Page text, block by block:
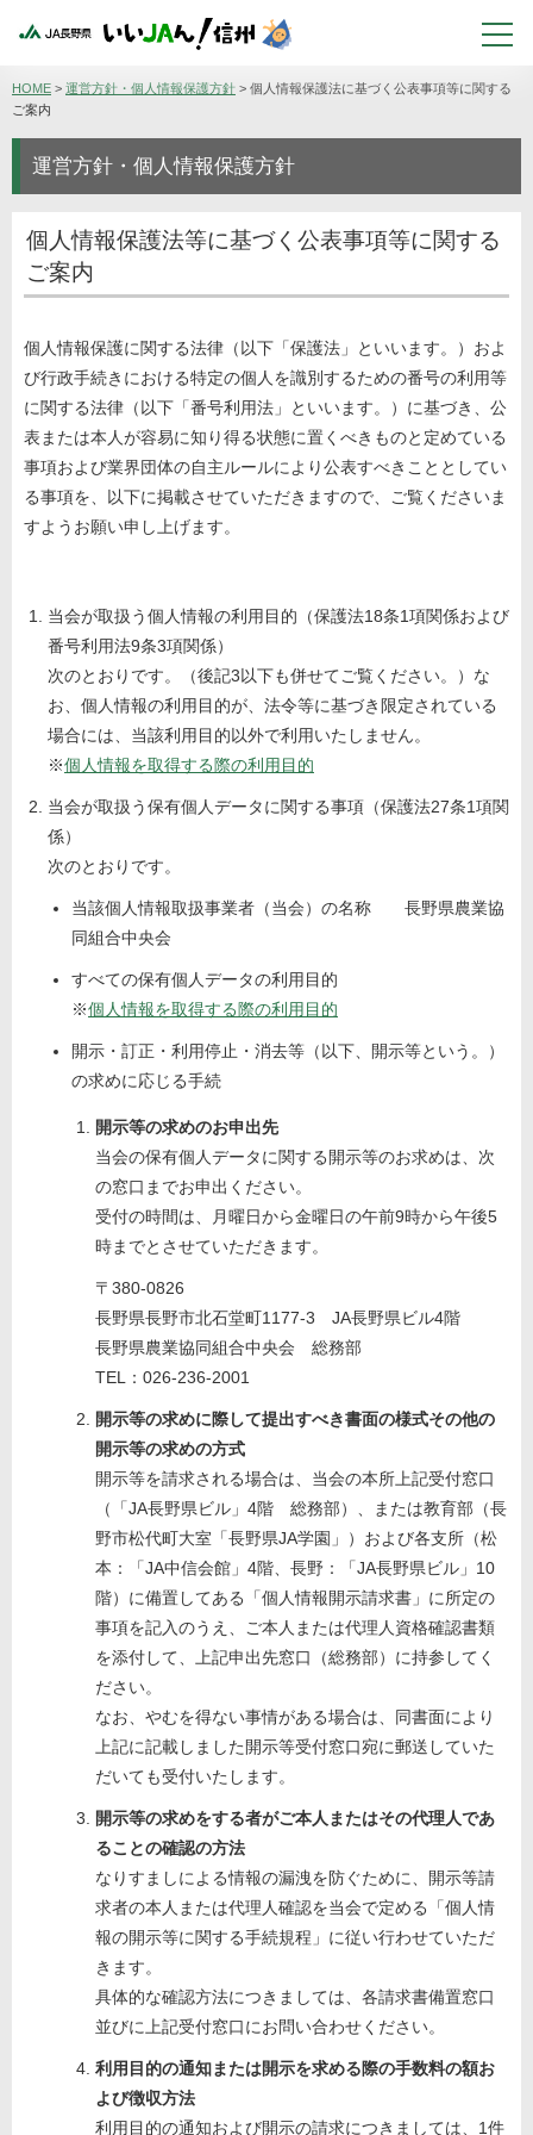
HOME > 運営方針・個人情報保護方針 > 個人情報保護法に基づく公表事項等に関する
ご案内
運営方針・個人情報保護方針
個人情報保護法等に基づく公表事項等に関する
ご案内
個人情報保護に関する法律（以下「保護法」といいます。）およ
び行政手続きにおける特定の個人を識別するための番号の利用等
に関する法律（以下「番号利用法」といいます。）に基づき、公
表または本人が容易に知り得る状態に置くべきものと定めている
事項および業界団体の自主ルールにより公表すべきこととしてい
る事項を、以下に掲載させていただきますので、ご覧くださいま
すようお願い申し上げます。
当会が取扱う個人情報の利用目的（保護法18条1項関係および
番号利用法9条3項関係）
次のとおりです。（後記3以下も併せてご覧ください。）な
お、個人情報の利用目的が、法令等に基づき限定されている
場合には、当該利用目的以外で利用いたしません。
※個人情報を取得する際の利用目的
当会が取扱う保有個人データに関する事項（保護法27条1項関
係）
次のとおりです。
当該個人情報取扱事業者（当会）の名称 長野県農業協
同組合中央会
すべての保有個人データの利用目的
※個人情報を取得する際の利用目的
開示・訂正・利用停止・消去等（以下、開示等という。）
の求めに応じる手続
開示等の求めのお申出先
当会の保有個人データに関する開示等のお求めは、次
の窓口までお申出ください。
受付の時間は、月曜日から金曜日の午前9時から午後5
時までとさせていただきます。
〒380-0826
長野県長野市北石堂町1177-3 JA長野県ビル4階
長野県農業協同組合中央会 総務部
TEL：026-236-2001
開示等の求めに際して提出すべき書面の様式その他の
開示等の求めの方式
開示等を請求される場合は、当会の本所上記受付窓口
（「JA長野県ビル」4階 総務部）、または教育部（長
野市松代町大室「長野県JA学園」）および各支所（松
本：「JA中信会館」4階、長野：「JA長野県ビル」10
階）に備置してある「個人情報開示請求書」に所定の
事項を記入のうえ、ご本人または代理人資格確認書類
を添付して、上記申出先窓口（総務部）に持参してく
ださい。
なお、やむを得ない事情がある場合は、同書面により
上記に記載しました開示等受付窓口宛に郵送していた
だいても受付いたします。
開示等の求めをする者がご本人またはその代理人であ
ることの確認の方法
なりすましによる情報の漏洩を防ぐために、開示等請
求者の本人または代理人確認を当会で定める「個人情
報の開示等に関する手続規程」に従い行わせていただ
きます。
具体的な確認方法につきましては、各請求書備置窓口
並びに上記受付窓口にお問い合わせください。
利用目的の通知または開示を求める際の手数料の額お
よび徴収方法
利用目的の通知および開示の請求につきましては、1件